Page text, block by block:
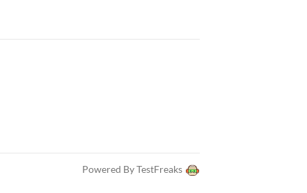
Powered By TestFreaks